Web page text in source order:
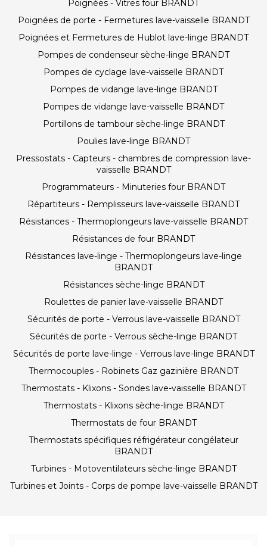
Poignées - Vitres four BRANDT
Poignées de porte - Fermetures lave-vaisselle BRANDT
Poignées et Fermetures de Hublot lave-linge BRANDT
Pompes de condenseur sèche-linge BRANDT
Pompes de cyclage lave-vaisselle BRANDT
Pompes de vidange lave-linge BRANDT
Pompes de vidange lave-vaisselle BRANDT
Portillons de tambour sèche-linge BRANDT
Poulies lave-linge BRANDT
Pressostats - Capteurs - chambres de compression lave-
vaisselle BRANDT
Programmateurs - Minuteries four BRANDT
Répartiteurs - Remplisseurs lave-vaisselle BRANDT
Résistances - Thermoplongeurs lave-vaisselle BRANDT
Résistances de four BRANDT
Résistances lave-linge - Thermoplongeurs lave-linge
BRANDT
Résistances sèche-linge BRANDT
Roulettes de panier lave-vaisselle BRANDT
Sécurités de porte - Verrous lave-vaisselle BRANDT
Sécurités de porte - Verrous sèche-linge BRANDT
Sécurités de porte lave-linge - Verrous lave-linge BRANDT
Thermocouples - Robinets Gaz gazinière BRANDT
Thermostats - Klixons - Sondes lave-vaisselle BRANDT
Thermostats - Klixons sèche-linge BRANDT
Thermostats de four BRANDT
Thermostats spécifiques réfrigérateur congélateur
BRANDT
Turbines - Motoventilateurs sèche-linge BRANDT
Turbines et Joints - Corps de pompe lave-vaisselle BRANDT